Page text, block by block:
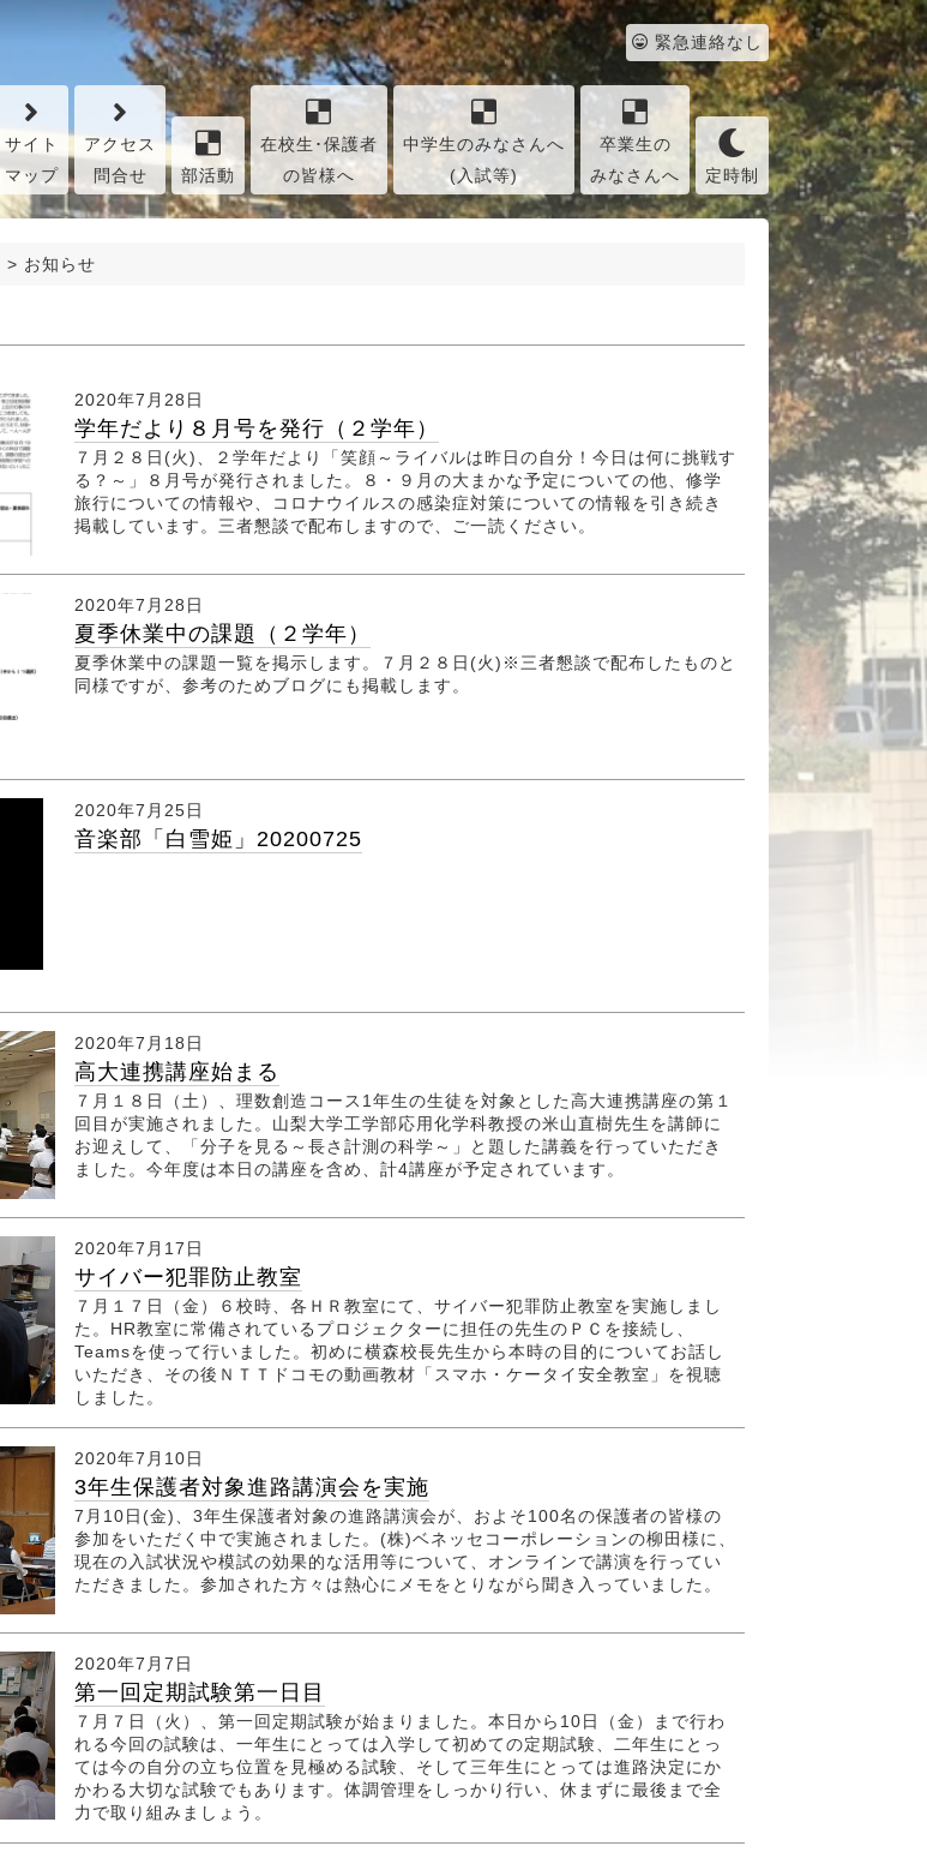
緊急連絡なし
サイト
マップ
アクセス
問合せ
部活動
在校生･保護者
の皆様へ
中学生のみなさんへ
(入試等)
卒業生の
みなさんへ
定時制
> お知らせ
2020年7月28日
学年だより８月号を発行（２学年）
７月２８日(火)、２学年だより「笑顔～ライバルは昨日の自分！今日は何に挑戦す
る？～」８月号が発行されました。８・９月の大まかな予定についての他、修学
旅行についての情報や、コロナウイルスの感染症対策についての情報を引き続き
掲載しています。三者懇談で配布しますので、ご一読ください。
2020年7月28日
夏季休業中の課題（２学年）
夏季休業中の課題一覧を掲示します。７月２８日(火)※三者懇談で配布したものと
同様ですが、参考のためブログにも掲載します。
2020年7月25日
音楽部「白雪姫」20200725
2020年7月18日
高大連携講座始まる
７月１８日（土）、理数創造コース1年生の生徒を対象とした高大連携講座の第１
回目が実施されました。山梨大学工学部応用化学科教授の米山直樹先生を講師に
お迎えして、「分子を見る～長さ計測の科学～」と題した講義を行っていただき
ました。今年度は本日の講座を含め、計4講座が予定されています。
2020年7月17日
サイバー犯罪防止教室
７月１７日（金）６校時、各ＨＲ教室にて、サイバー犯罪防止教室を実施しまし
た。HR教室に常備されているプロジェクターに担任の先生のＰＣを接続し、
Teamsを使って行いました。初めに横森校長先生から本時の目的についてお話し
いただき、その後ＮＴＴドコモの動画教材「スマホ・ケータイ安全教室」を視聴
しました。
2020年7月10日
3年生保護者対象進路講演会を実施
7月10日(金)、3年生保護者対象の進路講演会が、およそ100名の保護者の皆様の
参加をいただく中で実施されました。(株)ベネッセコーポレーションの柳田様に、
現在の入試状況や模試の効果的な活用等について、オンラインで講演を行ってい
ただきました。参加された方々は熱心にメモをとりながら聞き入っていました。
2020年7月7日
第一回定期試験第一日目
７月７日（火）、第一回定期試験が始まりました。本日から10日（金）まで行わ
れる今回の試験は、一年生にとっては入学して初めての定期試験、二年生にとっ
ては今の自分の立ち位置を見極める試験、そして三年生にとっては進路決定にか
かわる大切な試験でもあります。体調管理をしっかり行い、休まずに最後まで全
力で取り組みましょう。